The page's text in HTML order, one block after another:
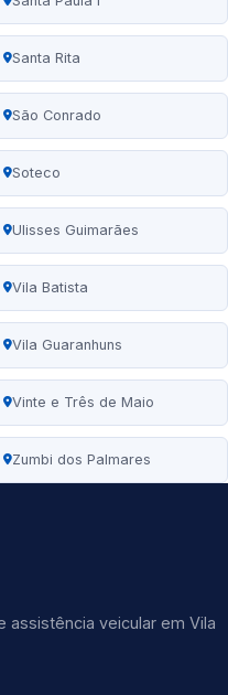
Santa Rita
São Conrado
Soteco
Ulisses Guimarães
Vila Batista
Vila Guaranhuns
Vinte e Três de Maio
Zumbi dos Palmares
assistência veicular em Vila